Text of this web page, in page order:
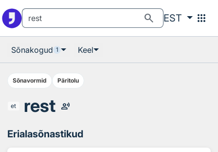
search EST apps
Sõnakogud 1 Keel
Sõnavormid Päritolu
et rest record_voice_over
Erialasõnastikud